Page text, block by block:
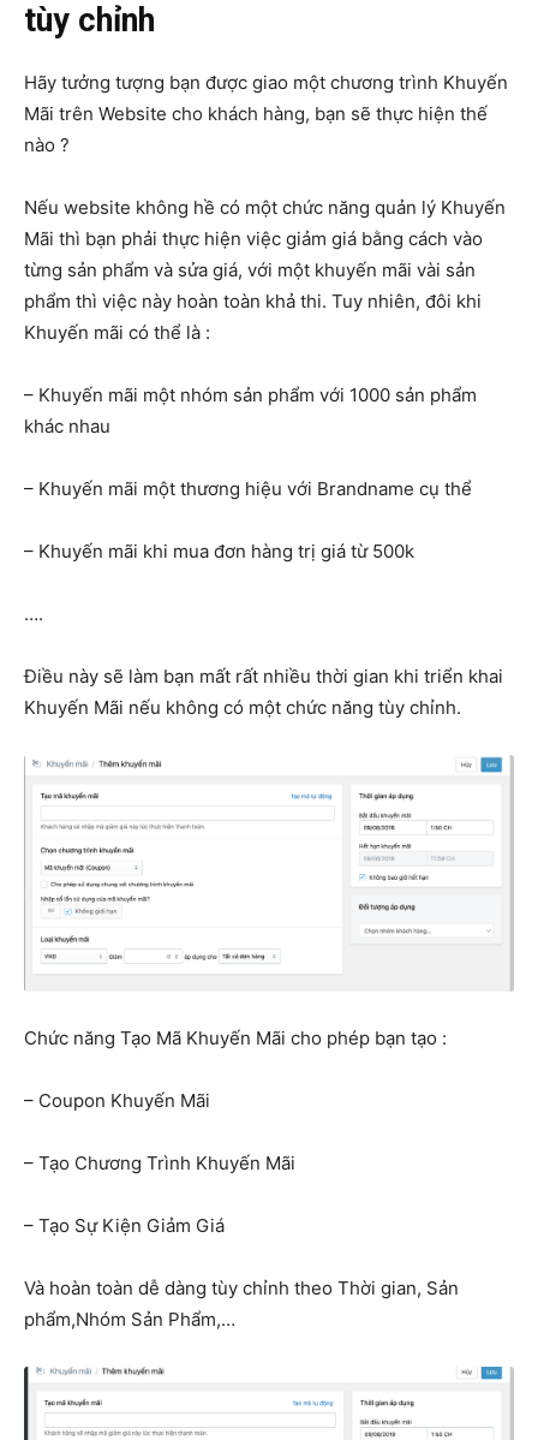
tùy chỉnh
Hãy tưởng tượng bạn được giao một chương trình Khuyến
Mãi trên Website cho khách hàng, bạn sẽ thực hiện thế
nào ?
Nếu website không hề có một chức năng quản lý Khuyến
Mãi thì bạn phải thực hiện việc giảm giá bằng cách vào
từng sản phẩm và sửa giá, với một khuyến mãi vài sản
phẩm thì việc này hoàn toàn khả thi. Tuy nhiên, đôi khi
Khuyến mãi có thể là :
– Khuyến mãi một nhóm sản phẩm với 1000 sản phẩm
khác nhau
– Khuyến mãi một thương hiệu với Brandname cụ thể
– Khuyến mãi khi mua đơn hàng trị giá từ 500k
….
Điều này sẽ làm bạn mất rất nhiều thời gian khi triển khai
Khuyến Mãi nếu không có một chức năng tùy chỉnh.
Chức năng Tạo Mã Khuyến Mãi cho phép bạn tạo :
– Coupon Khuyến Mãi
– Tạo Chương Trình Khuyến Mãi
– Tạo Sự Kiện Giảm Giá
Và hoàn toàn dễ dàng tùy chỉnh theo Thời gian, Sản
phẩm,Nhóm Sản Phẩm,…